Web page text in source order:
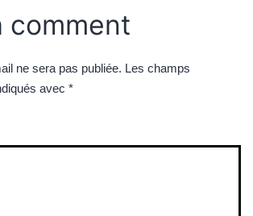
comment
ne sera pas publiée. Les champs
avec *